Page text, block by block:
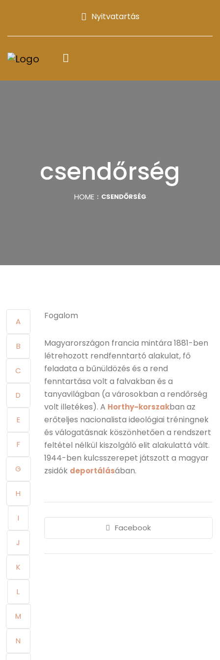
Nyitvatartás
csendőrség
HOME CSENDŐRSÉG
A
B
C
D
E
F
G
H
I
J
K
L
M
N
Fogalom
Magyarországon francia mintára 1881-ben
létrehozott rendfenntartó alakulat, fő
feladata a bűnüldözés és a rend
fenntartása volt a falvakban és a
tanyavilágban (a városokban a rendőrség
volt illetékes). A Horthy-korszakban az
erőteljes nacionalista ideológiai tréningnek
és válogatásnak köszönhetően a rendszert
feltétel nélkül kiszolgáló elit alakulattá vált.
1944-ben kulcsszerepet játszott a magyar
zsidók deportálásában.
Facebook